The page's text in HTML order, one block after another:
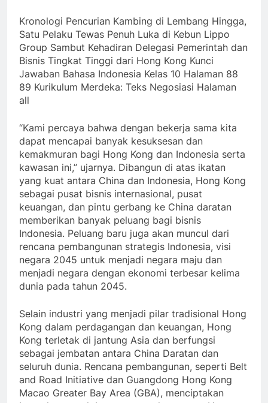
Kronologi Pencurian Kambing di Lembang Hingga,
Satu Pelaku Tewas Penuh Luka di Kebun Lippo
Group Sambut Kehadiran Delegasi Pemerintah dan
Bisnis Tingkat Tinggi dari Hong Kong Kunci
Jawaban Bahasa Indonesia Kelas 10 Halaman 88
89 Kurikulum Merdeka: Teks Negosiasi Halaman
all
“Kami percaya bahwa dengan bekerja sama kita
dapat mencapai banyak kesuksesan dan
kemakmuran bagi Hong Kong dan Indonesia serta
kawasan ini,” ujarnya. Dibangun di atas ikatan
yang kuat antara China dan Indonesia, Hong Kong
sebagai pusat bisnis internasional, pusat
keuangan, dan pintu gerbang ke China daratan
memberikan banyak peluang bagi bisnis
Indonesia. Peluang baru juga akan muncul dari
rencana pembangunan strategis Indonesia, visi
negara 2045 untuk menjadi negara maju dan
menjadi negara dengan ekonomi terbesar kelima
dunia pada tahun 2045.
Selain industri yang menjadi pilar tradisional Hong
Kong dalam perdagangan dan keuangan, Hong
Kong terletak di jantung Asia dan berfungsi
sebagai jembatan antara China Daratan dan
seluruh dunia. Rencana pembangunan, seperti Belt
and Road Initiative dan Guangdong Hong Kong
Macao Greater Bay Area (GBA), menciptakan